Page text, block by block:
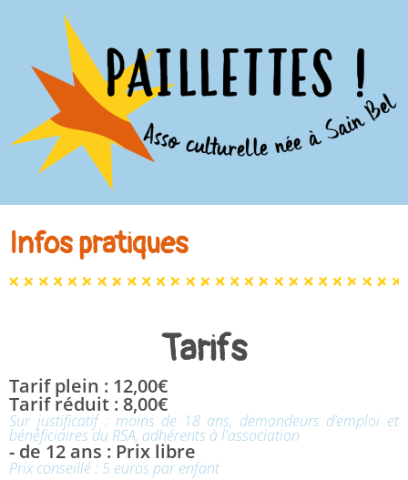
Infos pratiques
Tarifs
Tarif plein : 12,00€
Tarif réduit : 8,00€
Sur justificatif : moins de 18 ans, demandeurs d’emploi et
bénéficiaires du RSA, adhérents à l'association
- de 12 ans : Prix libre
Prix conseillé : 5 euros par enfant